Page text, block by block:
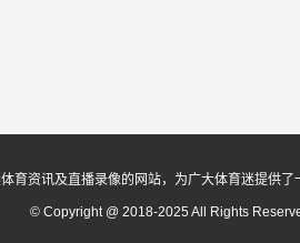
育资讯及直播录像的网站，为广大体育迷提供
© Copyright @ 2018-2025 All Rights